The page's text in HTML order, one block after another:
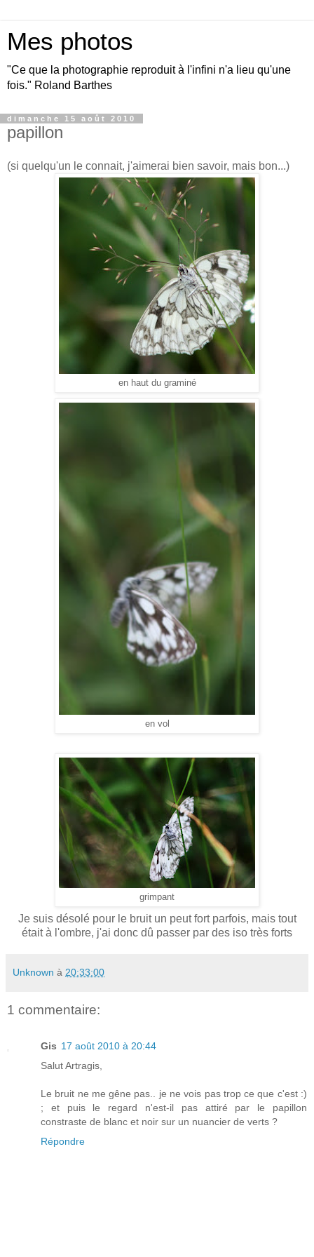
Mes photos
"Ce que la photographie reproduit à l'infini n'a lieu qu'une
fois." Roland Barthes
dimanche 15 août 2010
papillon
(si quelqu'un le connait, j'aimerai bien savoir, mais bon...)
en haut du graminé
en vol
grimpant
Je suis désolé pour le bruit un peut fort parfois, mais tout
était à l'ombre, j'ai donc dû passer par des iso très forts
Unknown à 20:33:00
1 commentaire:
Gis 17 août 2010 à 20:44
Salut Artragis,
Le bruit ne me gêne pas.. je ne vois pas trop ce que c'est :)
; et puis le regard n'est-il pas attiré par le papillon
constraste de blanc et noir sur un nuancier de verts ?
Répondre